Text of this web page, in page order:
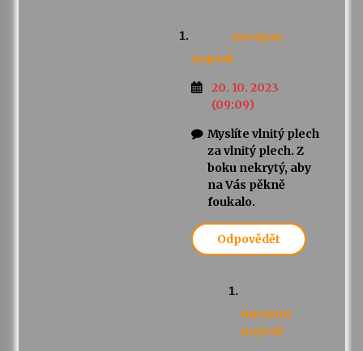
Anonym
napsal:
20. 10. 2023
(09:09)
Myslíte vlnitý plech
za vlnitý plech. Z
boku nekrytý, aby
na Vás pěkně
foukalo.
Odpovědět
Anonym
napsal: